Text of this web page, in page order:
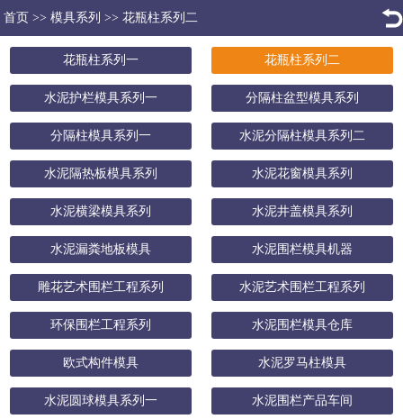
首页 >> 模具系列 >> 花瓶柱系列二
花瓶柱系列一 花瓶柱系列二
水泥护栏模具系列一 分隔柱盆型模具系列
分隔柱模具系列一 水泥分隔柱模具系列二
水泥隔热板模具系列 水泥花窗模具系列
水泥横梁模具系列 水泥井盖模具系列
水泥漏粪地板模具 水泥围栏模具机器
雕花艺术围栏工程系列 水泥艺术围栏工程系列
环保围栏工程系列 水泥围栏模具仓库
欧式构件模具 水泥罗马柱模具
水泥圆球模具系列一 水泥围栏产品车间